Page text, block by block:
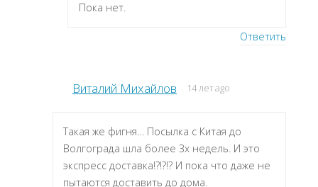
Пока нет.
Ответить
Виталий Михайлов 14 лет ago
Такая же фигня… Посылка с Китая до
Волгограда шла более 3х недель. И это
экспресс доставка!?!?!? И пока что даже не
пытаются доставить до дома.